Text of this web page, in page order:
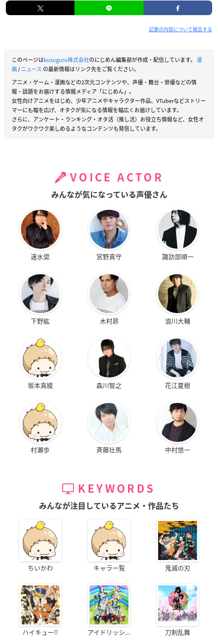
記事の内容について報告する
このページはkusuguru株式会社のにじめん編集部が作成・配信しています。 漫
画/ニュース の最新情報はリンク先をご覧ください。
アニメ・ゲーム・漫画などの2次元コンテンツや、声優・舞台・俳優などの情
報・話題をお届けする情報メディア「にじめん」。
女性向けアニメをはじめ、少年アニメやキャラクター作品、VTuberなどストリー
マーにも幅を広げ、オタクが気になる情報を幅広くお届けしています。
さらに、アンケート・ランキング・オタ活（推し活）お役立ち情報など、女性オ
タクがワクワク楽しめるようなコンテンツも発信しています。
VOICE ACTOR
みんなが気になっている声優さん
速水奨 宮野真守 諏訪部順一
下野紘 木村昴 浪川大輔
坂本真綾 森川智之 花江夏樹
村瀬歩 斉藤壮馬 中村悠一
KEYWORDS
みんなが注目しているアニメ・作品たち
ちいかわ キャラ一覧 鬼滅の刃
ハイキュー!! アイドリッシ... 刀剣乱舞